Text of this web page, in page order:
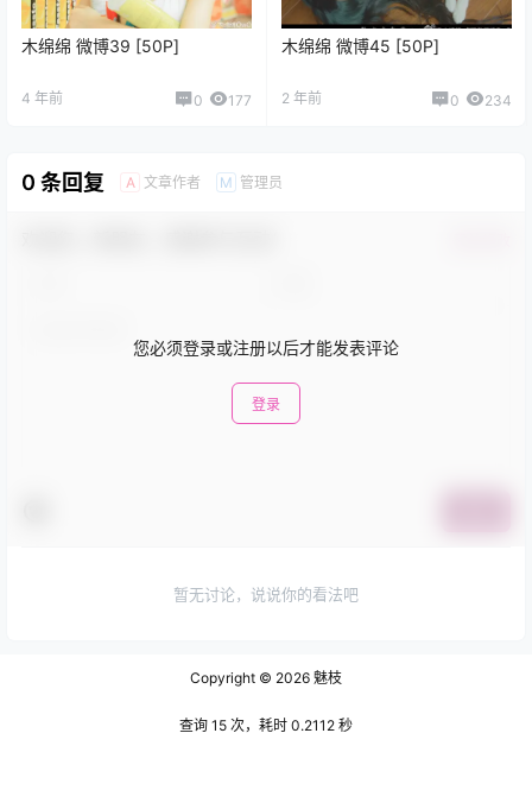
木绵绵 微博39 [50P]
4 年前 0 177
木绵绵 微博45 [50P]
2 年前 0 234
0 条回复 A 文章作者 M 管理员
您必须登录或注册以后才能发表评论
登录
暂无讨论，说说你的看法吧
Copyright © 2026 魅枝
查询 15 次，耗时 0.2112 秒